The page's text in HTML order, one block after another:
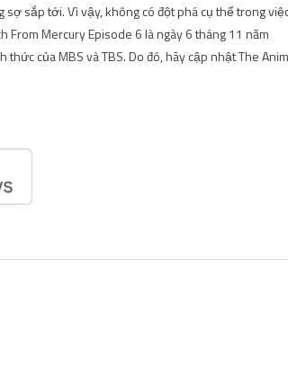
sợ sắp tới. Vì vậy, không có đột phá cụ thể trong
From Mercury Episode 6 là ngày 6 tháng 11 năm
của MBS và TBS. Do đó, hãy cập nhật The